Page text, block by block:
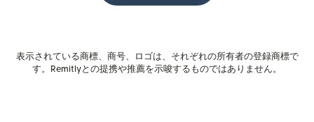
表示されている商標、商号、ロゴは、それぞれの所有者の登録商標で
す。Remitlyとの提携や推薦を示唆するものではありません。